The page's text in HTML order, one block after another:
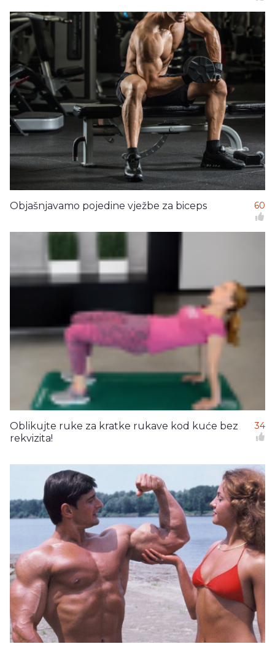
Objašnjavamo pojedine vježbe za biceps 60
Oblikujte ruke za kratke rukave kod kuće bez
rekvizita!
34